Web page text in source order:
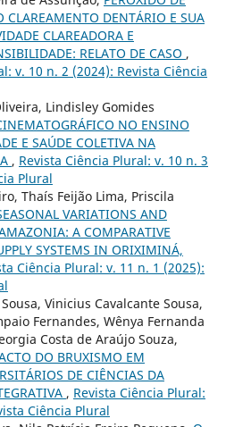
DENTÁRIO E SUA
CLAREADORA E
RELATO DE CASO ,
v. 10 n. 2 (2024): Revista Ciência
Lindisley Gomides
NO ENSINO
E SAÚDE COLETIVA NA
, Revista Ciência Plural: v. 10 n. 3
Plural
Thaís Feijão Lima, Priscila
VARIATIONS AND
A COMPARATIVE
SYSTEMS IN ORIXIMINÁ,
Ciência Plural: v. 11 n. 1 (2025):
Vinicius Cavalcante Sousa,
Fernandes, Wênya Fernanda
Costa de Araújo Souza,
DO BRUXISMO EM
DE CIÊNCIAS DA
, Revista Ciência Plural:
Ciência Plural